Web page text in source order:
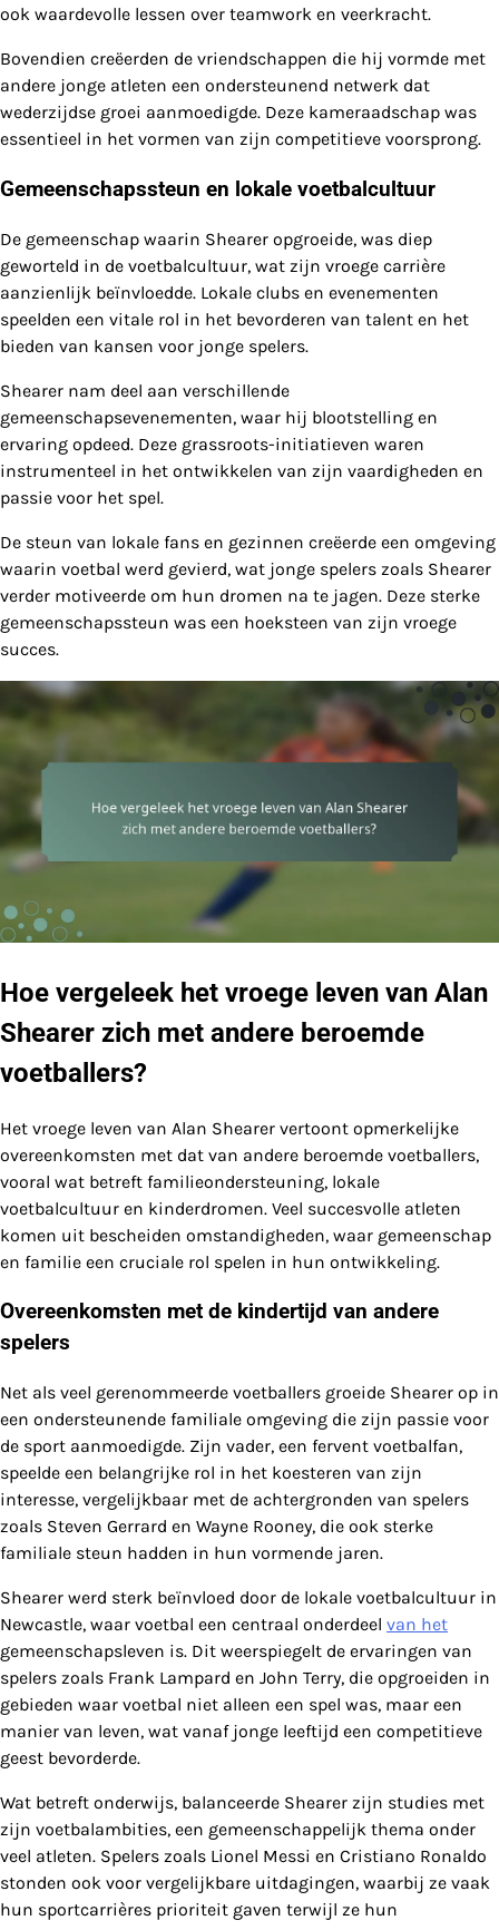
ook waardevolle lessen over teamwork en veerkracht.
Bovendien creëerden de vriendschappen die hij vormde met
andere jonge atleten een ondersteunend netwerk dat
wederzijdse groei aanmoedigde. Deze kameraadschap was
essentieel in het vormen van zijn competitieve voorsprong.
Gemeenschapssteun en lokale voetbalcultuur
De gemeenschap waarin Shearer opgroeide, was diep
geworteld in de voetbalcultuur, wat zijn vroege carrière
aanzienlijk beïnvloedde. Lokale clubs en evenementen
speelden een vitale rol in het bevorderen van talent en het
bieden van kansen voor jonge spelers.
Shearer nam deel aan verschillende
gemeenschapsevenementen, waar hij blootstelling en
ervaring opdeed. Deze grassroots-initiatieven waren
instrumenteel in het ontwikkelen van zijn vaardigheden en
passie voor het spel.
De steun van lokale fans en gezinnen creëerde een omgeving
waarin voetbal werd gevierd, wat jonge spelers zoals Shearer
verder motiveerde om hun dromen na te jagen. Deze sterke
gemeenschapssteun was een hoeksteen van zijn vroege
succes.
Hoe vergeleek het vroege leven van Alan
Shearer zich met andere beroemde
voetballers?
Het vroege leven van Alan Shearer vertoont opmerkelijke
overeenkomsten met dat van andere beroemde voetballers,
vooral wat betreft familieondersteuning, lokale
voetbalcultuur en kinderdromen. Veel succesvolle atleten
komen uit bescheiden omstandigheden, waar gemeenschap
en familie een cruciale rol spelen in hun ontwikkeling.
Overeenkomsten met de kindertijd van andere
spelers
Net als veel gerenommeerde voetballers groeide Shearer op in
een ondersteunende familiale omgeving die zijn passie voor
de sport aanmoedigde. Zijn vader, een fervent voetbalfan,
speelde een belangrijke rol in het koesteren van zijn
interesse, vergelijkbaar met de achtergronden van spelers
zoals Steven Gerrard en Wayne Rooney, die ook sterke
familiale steun hadden in hun vormende jaren.
Shearer werd sterk beïnvloed door de lokale voetbalcultuur in
Newcastle, waar voetbal een centraal onderdeel van het
gemeenschapsleven is. Dit weerspiegelt de ervaringen van
spelers zoals Frank Lampard en John Terry, die opgroeiden in
gebieden waar voetbal niet alleen een spel was, maar een
manier van leven, wat vanaf jonge leeftijd een competitieve
geest bevorderde.
Wat betreft onderwijs, balanceerde Shearer zijn studies met
zijn voetbalambities, een gemeenschappelijk thema onder
veel atleten. Spelers zoals Lionel Messi en Cristiano Ronaldo
stonden ook voor vergelijkbare uitdagingen, waarbij ze vaak
hun sportcarrières prioriteit gaven terwijl ze hun